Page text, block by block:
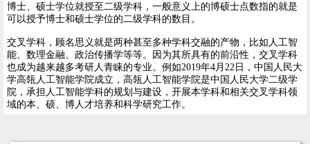
博士、硕士学位就授至二级学科，一般意义上的博硕士点数指的就是
可以授予博士和硕士学位的二级学科的数目。
交叉学科，顾名思义就是两种甚至多种学科交融的产物，比如人工智
能、数理金融、政治传播学等等。因为其所具有的前沿性，交叉学科
也成为越来越多考研人青睐的专业。例如2019年4月22日，中国人民大
学高瓴人工智能学院成立，高瓴人工智能学院是中国人民大学二级学
院，承担人工智能学科的规划与建设，开展本学科和相关交叉学科领
域的本、硕、博人才培养和科学研究工作。